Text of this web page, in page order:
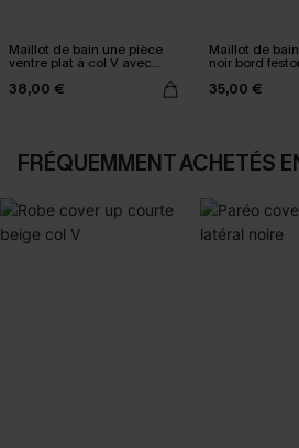
Maillot de bain une pièce
ventre plat à col V avec
Mesh power
38,00 €
Maillot de
noir bord
35,00 €
FRÉQUEMMENT ACHETÉS